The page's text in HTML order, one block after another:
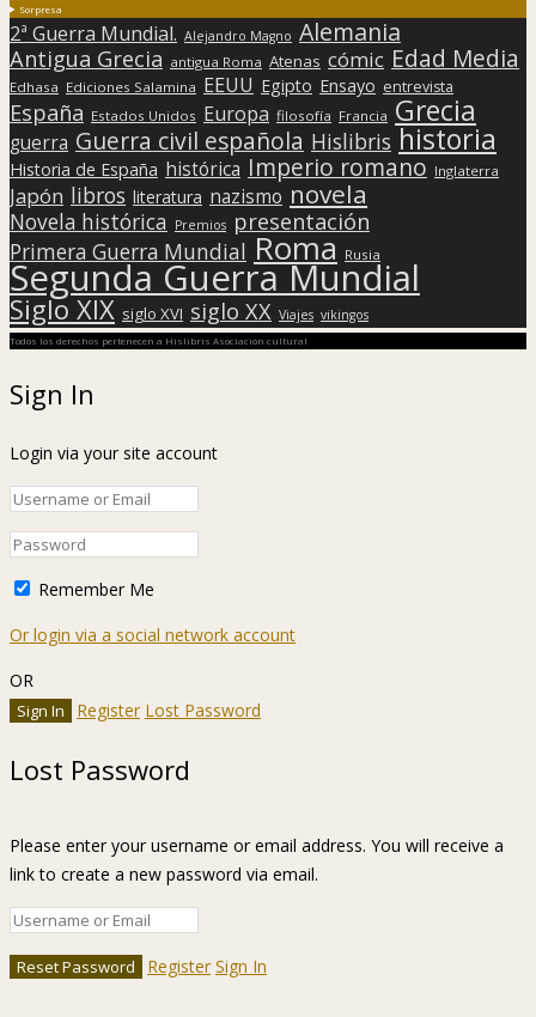
Sorpresa
2ª Guerra Mundial. Alejandro Magno Alemania
Antigua Grecia antigua Roma Atenas cómic Edad Media
Edhasa Ediciones Salamina EEUU Egipto Ensayo entrevista
España Estados Unidos Europa filosofía Francia Grecia
guerra Guerra civil española Hislibris historia
Historia de España histórica Imperio romano Inglaterra
Japón libros literatura nazismo novela
Novela histórica Premios presentación
Primera Guerra Mundial Roma Rusia
Segunda Guerra Mundial
Siglo XIX siglo XVI siglo XX Viajes vikingos
Todos los derechos pertenecen a Hislibris Asociación cultural
Sign In
Login via your site account
Remember Me
Or login via a social network account
OR
Register Lost Password
Lost Password
Please enter your username or email address. You will receive a
link to create a new password via email.
Register Sign In